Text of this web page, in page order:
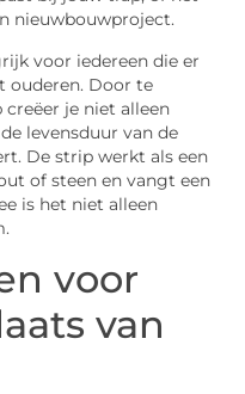
nieuwbouwproject.
voor iedereen die er
ouderen. Door te
je niet alleen
levensduur van de
De strip werkt als een
of steen en vangt een
is het niet alleen
voor
van